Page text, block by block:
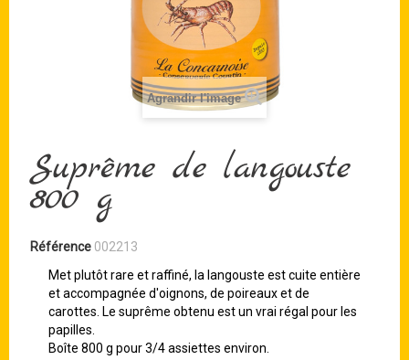
Agrandir l'image
Suprême de langouste
800 g
Référence 002213
Met plutôt rare et raffiné, la langouste est cuite entière
et accompagnée d'oignons, de poireaux et de
carottes. Le suprême obtenu est un vrai régal pour les
papilles.
Boîte 800 g pour 3/4 assiettes environ.